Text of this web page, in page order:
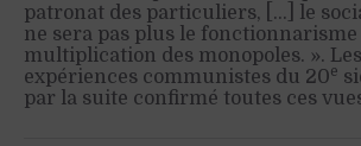
patronat des particuliers, […] le
ne sera pas plus le fonctionnarisme
multiplication des monopoles. ». Les
expériences communistes du 20e
par la suite confirmé toutes ces